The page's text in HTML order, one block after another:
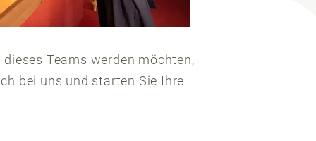
dieses Teams werden möchten,
bei uns und starten Sie Ihre